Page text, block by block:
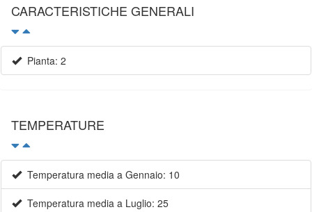
CARACTERISTICHE GENERALI
Pianta: 2
TEMPERATURE
Temperatura media a Gennaio: 10
Temperatura media a Luglio: 25